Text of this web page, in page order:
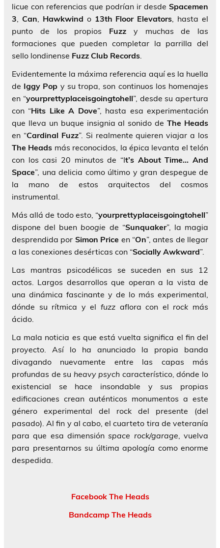
licue con referencias que podrían ir desde Spacemen
3, Can, Hawkwind o 13th Floor Elevators, hasta el
punto de los propios Fuzz y muchas de las
formaciones que pueden completar la parrilla del
sello londinense Fuzz Club Records.
Evidentemente la máxima referencia aquí es la huella
de Iggy Pop y su tropa, son continuos los homenajes
en “yourprettyplaceisgoingtohell”, desde su apertura
con “Hits Like A Dove”, hasta esa experimentación
que lleva un buque insignia al sonido deThe Heads
en “Cardinal Fuzz”. Si realmente quieren viajar a los
The Heads más reconocidos, la épica levanta el telón
con los casi 20 minutos de “It’s About Time… And
Space”, una delicia como último y gran despegue de
la mano de estos arquitectos del cosmos
instrumental.
Más allá de todo esto, “yourprettyplaceisgoingtohell”
dispone del buen boogie de “Sunquaker”, la magia
desprendida por Simon Price en “On”, antes de llegar
a las conexiones desérticas con “Socially Awkward”.
Las mantras psicodélicas se suceden en sus 12
actos. Largos desarrollos que operan a la vista de
una dinámica fascinante y de lo más experimental,
dónde su rítmica y el fuzz aflora con el rock más
ácido.
La mala noticia es que está vuelta significa el fin del
proyecto. Así lo ha anunciado la propia banda
divagando nuevamente entre las capas más
profundas de su heavy psych característico, dónde lo
existencial se hace insondable y sus propias
edificaciones crean auténticos monumentos a este
género experimental del rock del presente (del
pasado). Al fin y al cabo, el cuarteto tira de veteranía
para que esa dimensiónspace rock/garage, vuelva
para presentarnos su última apología como enorme
despedida.
Facebook The Heads
Bandcamp The Heads